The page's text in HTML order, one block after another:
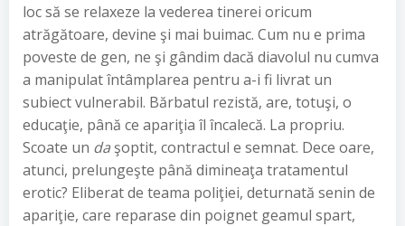
loc să se relaxeze la vederea tinerei oricum
atrăgătoare, devine şi mai buimac. Cum nu e prima
poveste de gen, ne şi gândim dacă diavolul nu cumva
a manipulat întâmplarea pentru a-i fi livrat un
subiect vulnerabil. Bărbatul rezistă, are, totuşi, o
educaţie, până ce apariţia îl încalecă. La propriu.
Scoate un da şoptit, contractul e semnat. Dece oare,
atunci, prelungeşte până dimineaţa tratamentul
erotic? Eliberat de teama poliţiei, deturnată senin de
apariţie, care reparase din poignet geamul spart,